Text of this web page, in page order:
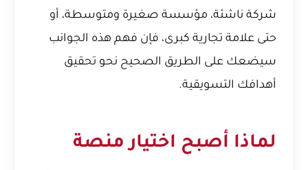
شركة ناشئة، مؤسسة صغيرة ومتوسطة، أو
حتى علامة تجارية كبرى، فإن فهم هذه الجوانب
سيضعك على الطريق الصحيح نحو تحقيق
أهدافك التسويقية.
لماذا أصبح اختيار منصة